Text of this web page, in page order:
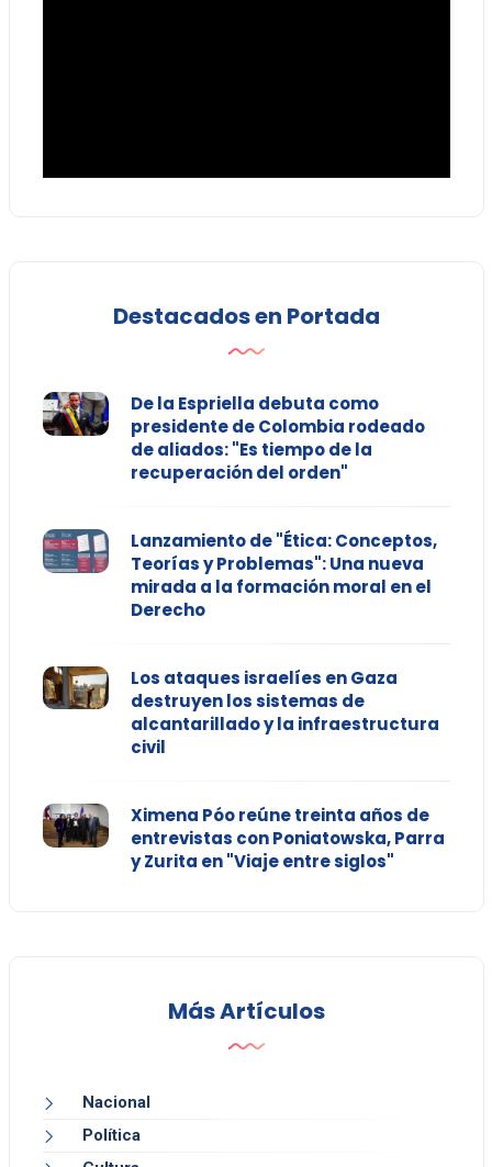
Destacados en Portada
De la Espriella debuta como
presidente de Colombia rodeado
de aliados: "Es tiempo de la
recuperación del orden"
Lanzamiento de "Ética: Conceptos,
Teorías y Problemas": Una nueva
mirada a la formación moral en el
Derecho
Los ataques israelíes en Gaza
destruyen los sistemas de
alcantarillado y la infraestructura
civil
Ximena Póo reúne treinta años de
entrevistas con Poniatowska, Parra
y Zurita en "Viaje entre siglos"
Más Artículos
Nacional
Política